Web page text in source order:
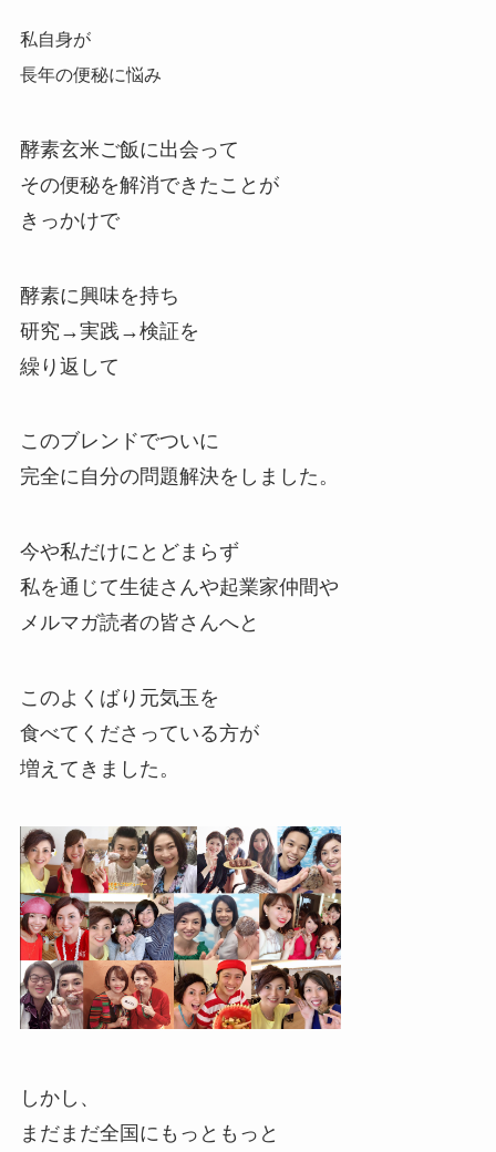
私自身が
長年の便秘に悩み
酵素玄米ご飯に出会って
その便秘を解消できたことが
きっかけで
酵素に興味を持ち
研究→実践→検証を
繰り返して
このブレンドでついに
完全に自分の問題解決をしました。
今や私だけにとどまらず
私を通じて生徒さんや起業家仲間や
メルマガ読者の皆さんへと
このよくばり元気玉を
食べてくださっている方が
増えてきました。
しかし、
まだまだ全国にもっともっと